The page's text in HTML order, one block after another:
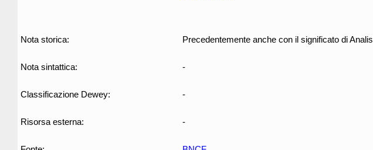
Nota storica: Precedentemente anche con il significato di
Nota sintattica: -
Classificazione Dewey: -
Risorsa esterna: -